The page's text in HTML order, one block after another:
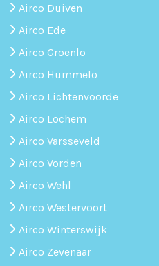
Airco Duiven
Airco Ede
Airco Groenlo
Airco Hummelo
Airco Lichtenvoorde
Airco Lochem
Airco Varsseveld
Airco Vorden
Airco Wehl
Airco Westervoort
Airco Winterswijk
Airco Zevenaar